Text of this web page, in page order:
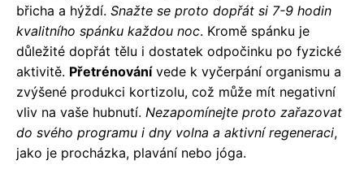
břicha a hýždí. Snažte se proto dopřát si 7-9 hodin
kvalitního spánku každou noc. Kromě spánku je
důležité dopřát tělu i dostatek odpočinku po fyzické
aktivitě. Přetrénovánívede k vyčerpání organismu a
zvýšené produkci kortizolu, což může mít negativní
vliv na vaše hubnutí. Nezapomínejte proto zařazovat
do svého programu i dny volna a aktivní regeneraci,
jako je procházka, plavání nebo jóga.